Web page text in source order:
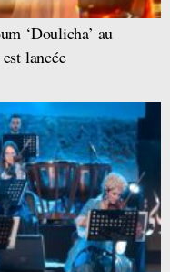
‘Doulicha’ au
lancée